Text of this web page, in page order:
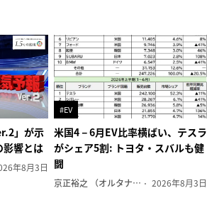
」が示
影響とは
年8月3日
#EV
米国4－6月EV比率横ばい、テスラ
がシェア5割: トヨタ・スバルも健
闘
京正裕之 （オルタナ副編集長） 2026年8月3日